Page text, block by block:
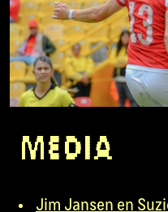
Media
Jim Jansen en